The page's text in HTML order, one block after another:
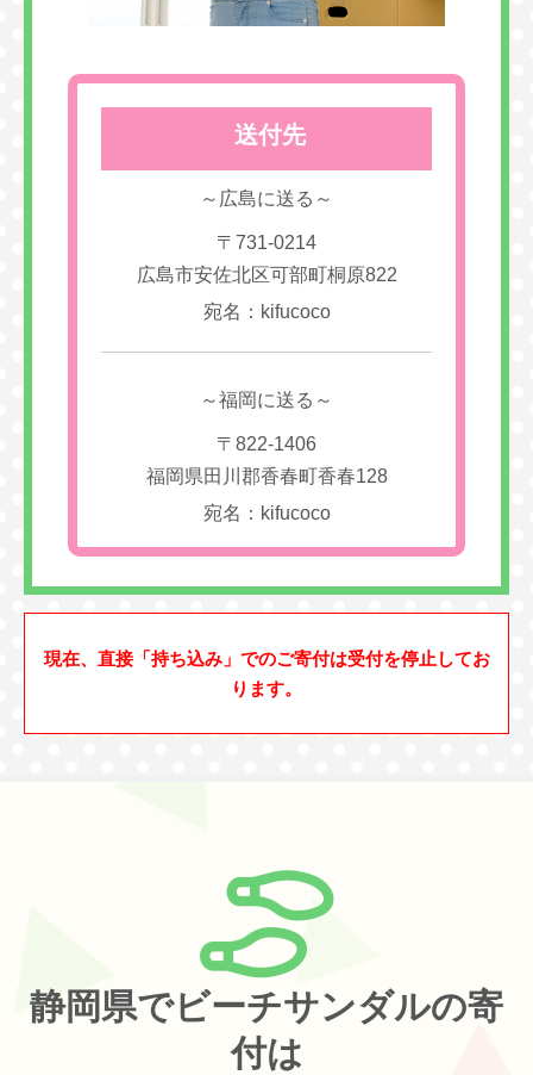
送付先
～広島に送る～
〒731-0214
広島市安佐北区可部町桐原822
宛名：kifucoco
～福岡に送る～
〒822-1406
福岡県田川郡香春町香春128
宛名：kifucoco
現在、直接「持ち込み」でのご寄付は受付を停止してお
ります。
静岡県でビーチサンダルの寄
付は